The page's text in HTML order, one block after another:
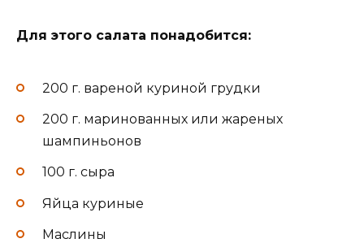
Для этого салата понадобится:
200 г. вареной куриной грудки
200 г. маринованных или жареных
шампиньонов
100 г. сыра
Яйца куриные
Маслины